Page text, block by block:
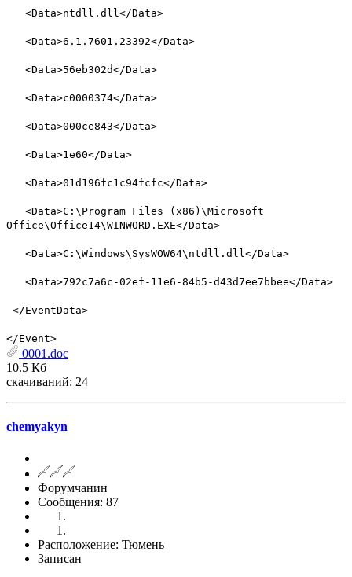
<Data>ntdll.dll</Data>
<Data>6.1.7601.23392</Data>
<Data>56eb302d</Data>
<Data>c0000374</Data>
<Data>000ce843</Data>
<Data>1e60</Data>
<Data>01d196fc1c94fcfc</Data>
<Data>C:\Program Files (x86)\Microsoft
Office\Office14\WINWORD.EXE</Data>
<Data>C:\Windows\SysWOW64\ntdll.dll</Data>
<Data>792c7a6c-02ef-11e6-84b5-d43d7ee7bbee</Data>
</EventData>
</Event>
0001.doc
10.5 Кб
скачиваний: 24
chemyakyn
Форумчанин
Сообщения: 87
Расположение: Тюмень
Записан